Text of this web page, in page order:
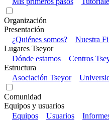
Organización
Presentación
¿Quiénes somos?
Nuestra
Lugares Tseyor
Dónde estamos
Centros
Estructura
Asociación Tseyor
Comunidad
Equipos y usuarios
Equipos
Usuarios